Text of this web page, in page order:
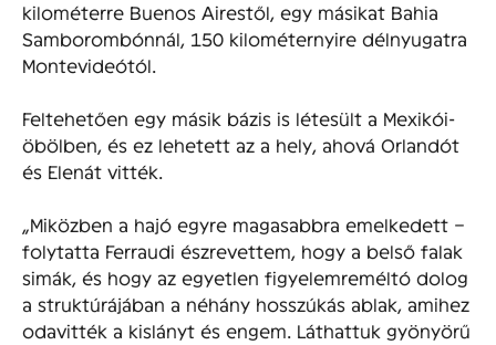
kilométerre Buenos Airestől, egy másikat Bahia
Samborombónnál, 150 kilométernyire délnyugatra
Montevideótól.
Feltehetően egy másik bázis is létesült a Mexikói-
öbölben, és ez lehetett az a hely, ahová Orlandót
és Elenát vitték.
„Miközben a hajó egyre magasabbra emelkedett –
folytatta Ferraudi észrevettem, hogy a belső falak
simák, és hogy az egyetlen figyelemreméltó dolog
a struktúrájában a néhány hosszúkás ablak, amihez
odavitték a kislányt és engem. Láthattuk gyönyörű